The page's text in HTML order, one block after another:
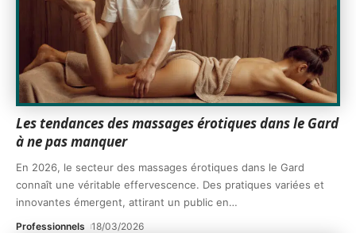
Les tendances des massages érotiques dans le Gard
à ne pas manquer
En 2026, le secteur des massages érotiques dans le Gard
connaît une véritable effervescence. Des pratiques variées et
innovantes émergent, attirant un public en…
Professionnels 18/03/2026